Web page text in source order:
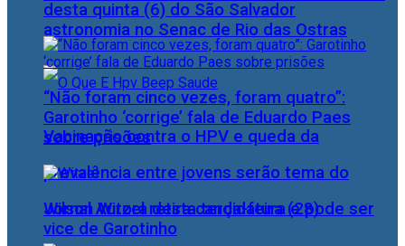
astronomia no Senac de Rio das Ostras
Vacinação contra o HPV e queda da
prevalência entre jovens serão tema do
Jornal Aurora desta terça-feira (28)
desta quinta (6) do São Salvador
“Não foram cinco vezes, foram quatro”:
Garotinho ‘corrige’ fala de Eduardo Paes
sobre prisões
Wilson Witzel retira candidatura e pode ser
vice de Garotinho